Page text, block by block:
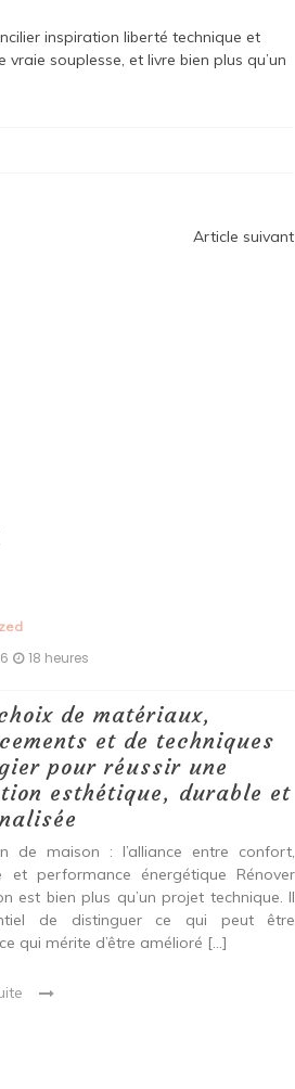
inspiration liberté technique et
souplesse, et livre bien plus qu’un
Article suivant
18 heures
et conseils pour des
réussis.
de rafraîchir une pièce, ces
mettent leur expertise à votre
vous envisagiez une rénovation
ou énergétique, une entreprise
peut s’adapter à vos attentes. Les
de Confier […]